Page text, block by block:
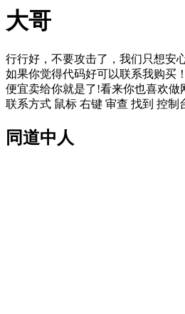
大哥
行行好，不要攻击了，我们只想安
如果你觉得代码好可以联系我购买！
便宜卖给你就是了!看来你也喜欢做
联系方式 鼠标 右键 审查 找到 控
同道中人